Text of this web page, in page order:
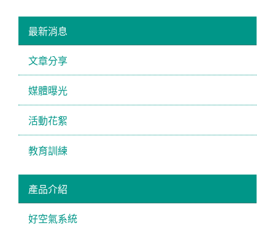
最新消息
文章分享
媒體曝光
活動花絮
教育訓練
產品介紹
好空氣系統